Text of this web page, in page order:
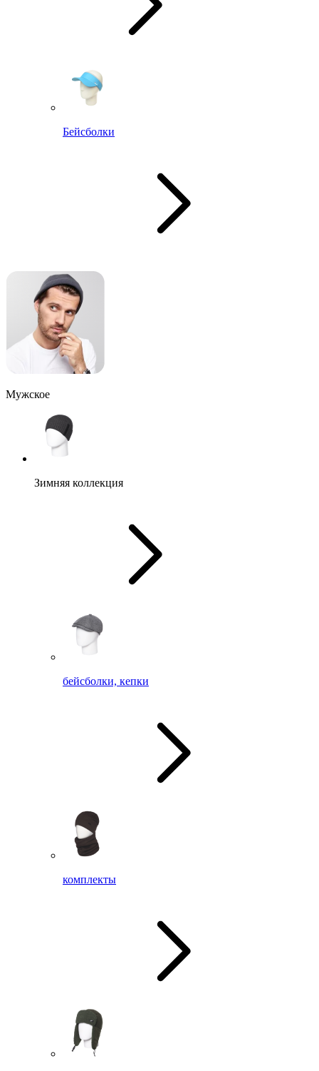
Бейсболки
Мужское
Зимняя коллекция
бейсболки, кепки
комплекты